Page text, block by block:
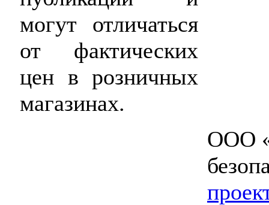
могут отличаться
от фактических
цен в розничных
магазинах.
ООО